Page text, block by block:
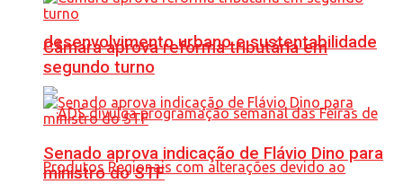
desenvolvimento urbano e sustentabilidade
Câmara aprova reforma tributária em
segundo turno
Senado aprova indicação de Flávio Dino para
ministro do STF